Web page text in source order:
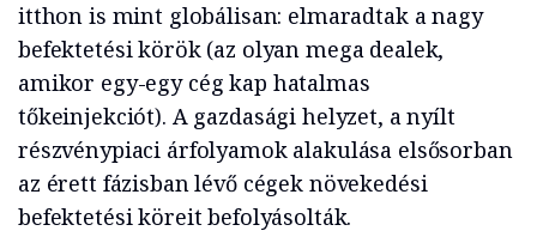
itthon is mint globálisan: elmaradtak a nagy
befektetési körök (az olyan mega dealek,
amikor egy-egy cég kap hatalmas
tőkeinjekciót). A gazdasági helyzet, a nyílt
részvénypiaci árfolyamok alakulása elsősorban
az érett fázisban lévő cégek növekedési
befektetési köreit befolyásolták.